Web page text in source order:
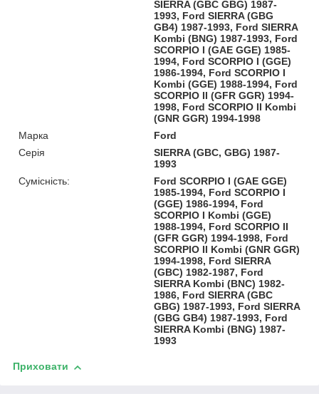
SIERRA (GBC GBG) 1987-
1993, Ford SIERRA (GBG
GB4) 1987-1993, Ford SIERRA
Kombi (BNG) 1987-1993, Ford
SCORPIO I (GAE GGE) 1985-
1994, Ford SCORPIO I (GGE)
1986-1994, Ford SCORPIO I
Kombi (GGE) 1988-1994, Ford
SCORPIO II (GFR GGR) 1994-
1998, Ford SCORPIO II Kombi
(GNR GGR) 1994-1998
Марка
Ford
Серія
SIERRA (GBC, GBG) 1987-
1993
Сумісність:
Ford SCORPIO I (GAE GGE)
1985-1994, Ford SCORPIO I
(GGE) 1986-1994, Ford
SCORPIO I Kombi (GGE)
1988-1994, Ford SCORPIO II
(GFR GGR) 1994-1998, Ford
SCORPIO II Kombi (GNR GGR)
1994-1998, Ford SIERRA
(GBC) 1982-1987, Ford
SIERRA Kombi (BNC) 1982-
1986, Ford SIERRA (GBC
GBG) 1987-1993, Ford SIERRA
(GBG GB4) 1987-1993, Ford
SIERRA Kombi (BNG) 1987-
1993
Приховати